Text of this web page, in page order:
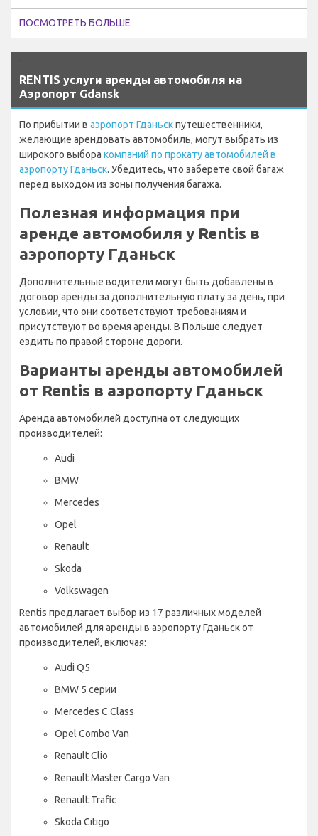
ПОСМОТРЕТЬ БОЛЬШЕ
RENTIS услуги аренды автомобиля на
Аэропорт Gdansk
По прибытии в аэропорт Гданьскпутешественники,
желающие арендовать автомобиль, могут выбрать из
широкого выбора компаний по прокату автомобилей в
аэропорту Гданьск. Убедитесь, что заберете свой багаж
перед выходом из зоны получения багажа.
Полезная информация при
аренде автомобиля у Rentis в
аэропорту Гданьск
Дополнительные водители могут быть добавлены в
договор аренды за дополнительную плату за день, при
условии, что они соответствуют требованиям и
присутствуют во время аренды. В Польше следует
ездить по правой стороне дороги.
Варианты аренды автомобилей
от Rentis в аэропорту Гданьск
Аренда автомобилей доступна от следующих
производителей:
Audi
BMW
Mercedes
Opel
Renault
Skoda
Volkswagen
Rentis предлагает выбор из 17 различных моделей
автомобилей для аренды в аэропорту Гданьск от
производителей, включая:
Audi Q5
BMW 5 серии
Mercedes C Class
Opel Combo Van
Renault Clio
Renault Master Cargo Van
Renault Trafic
Skoda Citigo